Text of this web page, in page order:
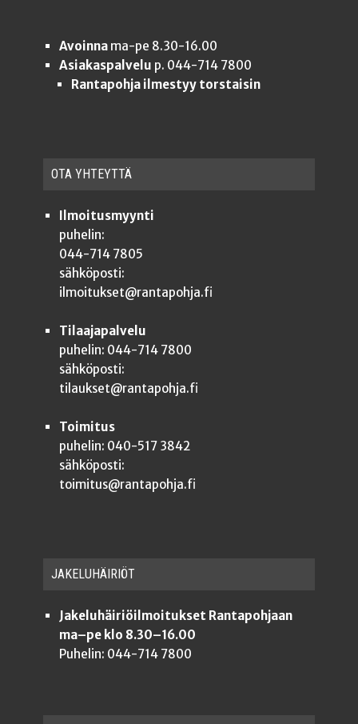
Avoinnama-pe 8.30-16.00
Asiakaspalvelu p. 044-714 7800
Rantapohja ilmestyy torstaisin
OTA YHTEYT­TÄ
Ilmoitusmyynti
puhelin:
044-714 7805
sähköposti:
ilmoitukset@rantapohja.fi
Tilaajapalvelu
puhelin: 044-714 7800
sähköposti:
tilaukset@rantapohja.fi
Toimitus
puhelin: 040-517 3842
sähköposti:
toimitus@rantapohja.fi
JAKE­LU­HÄI­RIÖT
Jakeluhäiriöilmoitukset Rantapohjaan
ma–pe klo 8.30–16.00
Puhelin: 044-714 7800